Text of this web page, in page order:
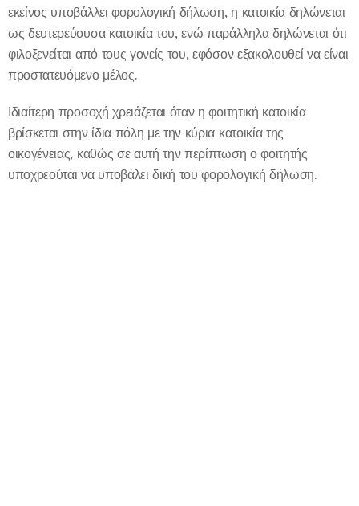
εκείνος υποβάλλει φορολογική δήλωση, η κατοικία δηλώνεται
ως δευτερεύουσα κατοικία του, ενώ παράλληλα δηλώνεται ότι
φιλοξενείται από τους γονείς του, εφόσον εξακολουθεί να είναι
προστατευόμενο μέλος.
Ιδιαίτερη προσοχή χρειάζεται όταν η φοιτητική κατοικία
βρίσκεται στην ίδια πόλη με την κύρια κατοικία της
οικογένειας, καθώς σε αυτή την περίπτωση ο φοιτητής
υποχρεούται να υποβάλει δική του φορολογική δήλωση.